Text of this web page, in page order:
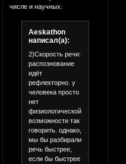
числе и научных.
Aeskathon
написал(а):
2)Скорость речи:
распознование
идёт
рефлекторно. у
человека просто
нет
физиологической
возможности так
говорить. однако,
мы бы разбирали
речь быстрее,
если бы быстрее